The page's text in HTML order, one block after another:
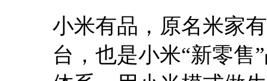
小米有品，原名米家
台，也是小米“新零售